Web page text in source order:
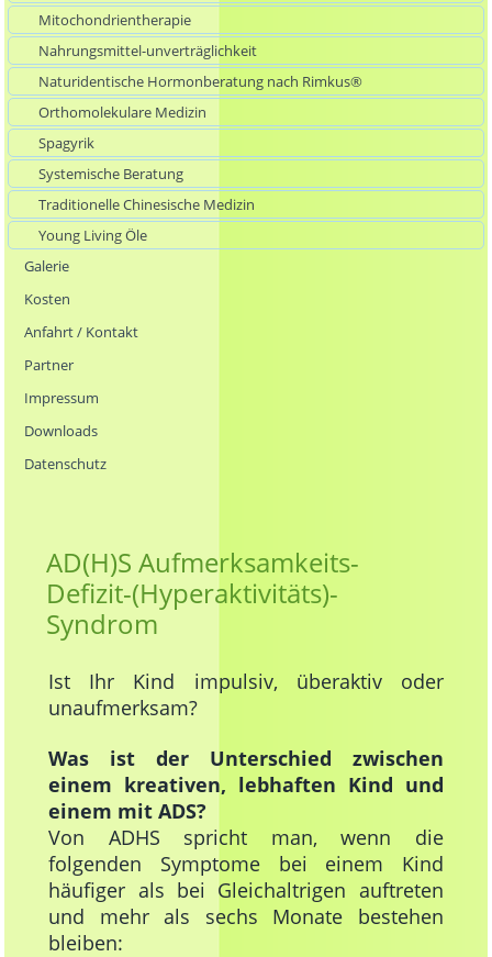
Mitochondrientherapie
Nahrungsmittel-unverträglichkeit
Naturidentische Hormonberatung nach Rimkus®
Orthomolekulare Medizin
Spagyrik
Systemische Beratung
Traditionelle Chinesische Medizin
Young Living Öle
Galerie
Kosten
Anfahrt / Kontakt
Partner
Impressum
Downloads
Datenschutz
AD(H)S Aufmerksamkeits-
Defizit-(Hyperaktivitäts)-
Syndrom
Ist Ihr Kind impulsiv, überaktiv oder
unaufmerksam?
Was ist der Unterschied zwischen
einem kreativen, lebhaften Kind und
einem mit ADS?
Von ADHS spricht man, wenn die
folgenden Symptome bei einem Kind
häufiger als bei Gleichaltrigen auftreten
und mehr als sechs Monate bestehen
bleiben: